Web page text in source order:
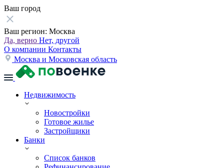
Ваш город
Ваш регион: Москва
Да, верно Нет, другой
О компании Контакты
Москва и Московская область
Недвижимость
Новостройки
Готовое жилье
Застройщики
Банки
Список банков